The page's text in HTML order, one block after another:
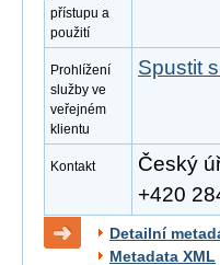
přístupu a
použití
Prohlížení
služby ve
veřejném
klientu
Spustit
Kontakt
Český
+420
Detailní
Metadata XML